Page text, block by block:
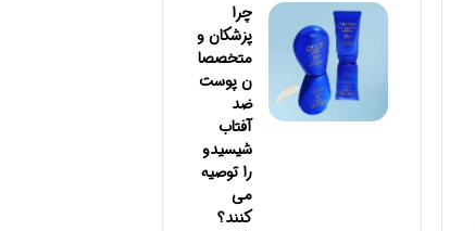
چرا
پزشکان و
متخصصا
ن پوست
ضد
آفتاب
شیسیدو
را توصیه
می
کنند؟